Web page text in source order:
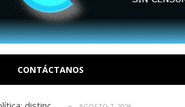
CONTÁCTANOS
colapso eléctrico en... AGOSTO 7, 2026
Duzoglou L.
incumplidas...
SOCIALES. Por: Dr. Al...
distinc...